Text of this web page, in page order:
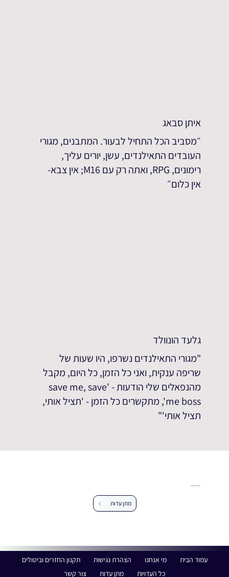
איתן סבאג
״מסביב הכל התחיל לבעור. המתבנים, מגורי
העובדים התאילנדים, עשן, יורים עליך,
רימונים, RPG, ואתה רק עם M16; אין צבא-
אין כלום״
גלעד הונוולד
"מגורי התאילנדים נשרפו, היו שעות של
שריפה ענקית, ואני כל הזמן, כל היום, מקבל
מהנפאלים שלי הודעות - 'save me, save
me boss', מתקשרים כל הזמן - 'תציל אותי,
תציל אותי'"
מתן עדות
עמוד הבית מי אנחנו הצהרת נגישות
תקנון החזרים וביטולים
כל העדויות
מתן עדות צור קשר